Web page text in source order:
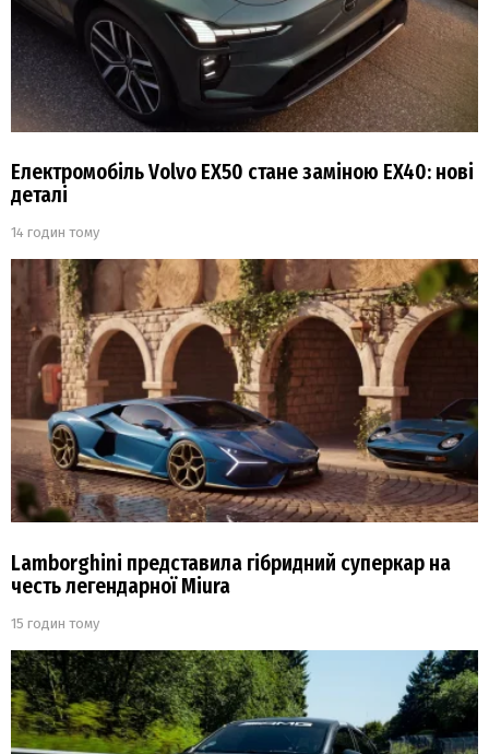
Електромобіль Volvo EX50 стане заміною EX40: нові
деталі
14 годин тому
Lamborghini представила гібридний суперкар на
честь легендарної Miura
15 годин тому